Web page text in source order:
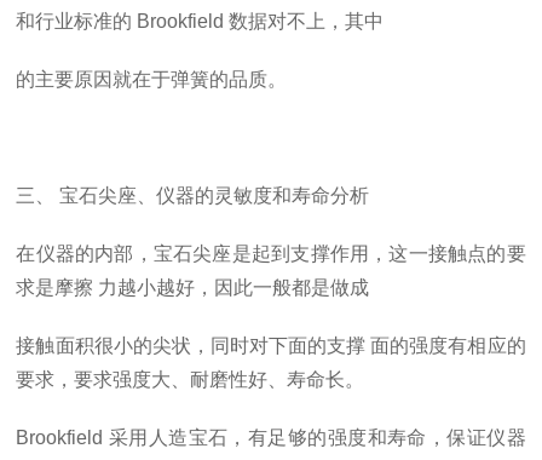
和行业标准的 Brookfield 数据对不上，其中
的主要原因就在于弹簧的品质。
三、 宝石尖座、仪器的灵敏度和寿命分析
在仪器的内部，宝石尖座是起到支撑作用，这一接触点的要
求是摩擦 力越小越好，因此一般都是做成
接触面积很小的尖状，同时对下面的支撑 面的强度有相应的
要求，要求强度大、耐磨性好、寿命长。
Brookfield 采用人造宝石，有足够的强度和寿命，保证仪器